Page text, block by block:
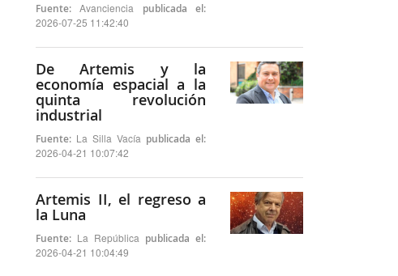
Fuente: Avanciencia
publicada el:
2026-07-25 11:42:40
De Artemis y la
economía espacial a la
quinta revolución
industrial
Fuente: La Silla Vacía publicada el:
2026-04-21 10:07:42
Artemis II, el regreso a
la Luna
Fuente: La República publicada el:
2026-04-21 10:04:49